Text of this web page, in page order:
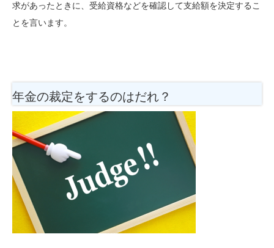
求があったときに、受給資格などを確認して支給額を決定するこ
とを言います。
年金の裁定をするのはだれ？